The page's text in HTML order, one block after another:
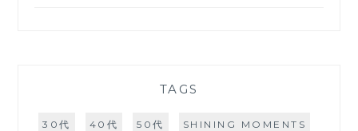
TAGS
30代 40代 50代 SHINING MOMENTS